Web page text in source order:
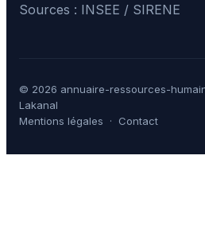
Sources : INSEE / SIRENE
© 2026 annuaire-ressources-
Lakanal
Mentions légales · Contact